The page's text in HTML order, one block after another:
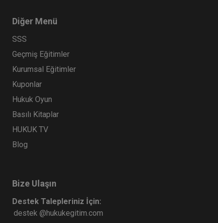
Diğer Menü
SSS
Geçmiş Eğitimler
Kurumsal Eğitimler
Kuponlar
Hukuk Oyun
Basılı Kitaplar
HUKUK TV
Blog
Bize Ulaşın
Destek Talepleriniz İçin:
destek @hukukegitim.com